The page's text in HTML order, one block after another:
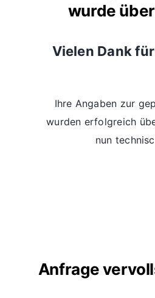
wurde
Vielen Dank
Ihre Angaben zur
wurden erfolgreich
nun
Anfrage